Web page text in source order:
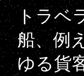
トラベ
船、例
ゆる貨